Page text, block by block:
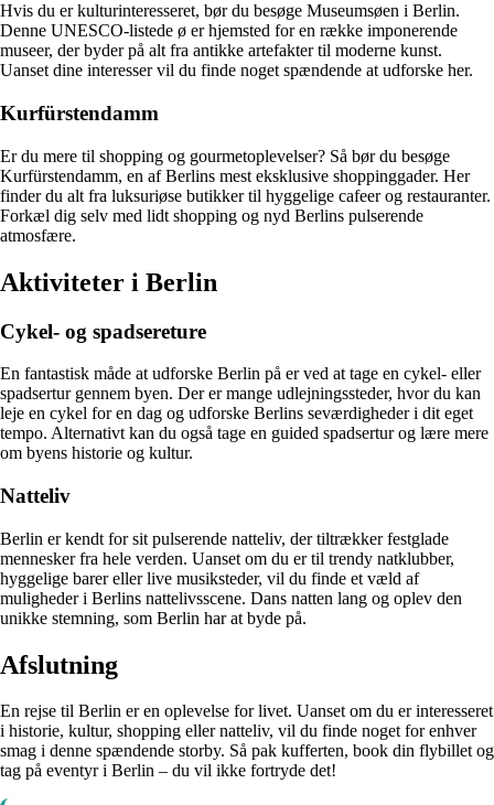
Hvis du er kulturinteresseret, bør du besøge Museumsøen i Berlin.
Denne UNESCO-listede ø er hjemsted for en række imponerende
museer, der byder på alt fra antikke artefakter til moderne kunst.
Uanset dine interesser vil du finde noget spændende at udforske her.
Kurfürstendamm
Er du mere til shopping og gourmetoplevelser? Så bør du besøge
Kurfürstendamm, en af Berlins mest eksklusive shoppinggader. Her
finder du alt fra luksuriøse butikker til hyggelige cafeer og restauranter.
Forkæl dig selv med lidt shopping og nyd Berlins pulserende
atmosfære.
Aktiviteter i Berlin
Cykel- og spadsereture
En fantastisk måde at udforske Berlin på er ved at tage en cykel- eller
spadsertur gennem byen. Der er mange udlejningssteder, hvor du kan
leje en cykel for en dag og udforske Berlins seværdigheder i dit eget
tempo. Alternativt kan du også tage en guided spadsertur og lære mere
om byens historie og kultur.
Natteliv
Berlin er kendt for sit pulserende natteliv, der tiltrækker festglade
mennesker fra hele verden. Uanset om du er til trendy natklubber,
hyggelige barer eller live musiksteder, vil du finde et væld af
muligheder i Berlins nattelivsscene. Dans natten lang og oplev den
unikke stemning, som Berlin har at byde på.
Afslutning
En rejse til Berlin er en oplevelse for livet. Uanset om du er interesseret
i historie, kultur, shopping eller natteliv, vil du finde noget for enhver
smag i denne spændende storby. Så pak kufferten, book din flybillet og
tag på eventyr i Berlin – du vil ikke fortryde det!